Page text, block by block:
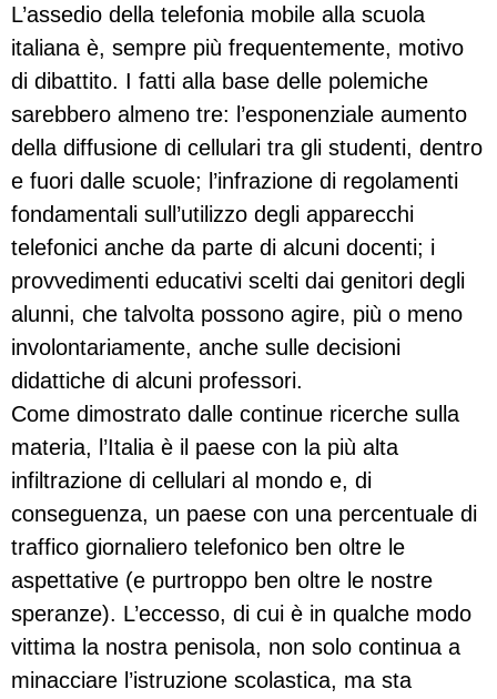
L’assedio della telefonia mobile alla scuola
italiana è, sempre più frequentemente, motivo
di dibattito. I fatti alla base delle polemiche
sarebbero almeno tre: l’esponenziale aumento
della diffusione di cellulari tra gli studenti, dentro
e fuori dalle scuole; l’infrazione di regolamenti
fondamentali sull’utilizzo degli apparecchi
telefonici anche da parte di alcuni docenti; i
provvedimenti educativi scelti dai genitori degli
alunni, che talvolta possono agire, più o meno
involontariamente, anche sulle decisioni
didattiche di alcuni professori.
Come dimostrato dalle continue ricerche sulla
materia, l’Italia è il paese con la più alta
infiltrazione di cellulari al mondo e, di
conseguenza, un paese con una percentuale di
traffico giornaliero telefonico ben oltre le
aspettative (e purtroppo ben oltre le nostre
speranze). L’eccesso, di cui è in qualche modo
vittima la nostra penisola, non solo continua a
minacciare l’istruzione scolastica, ma sta